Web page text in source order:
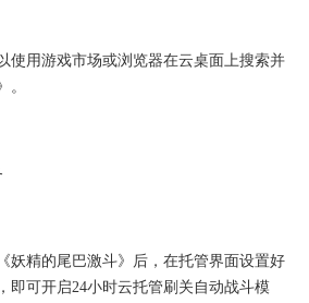
使用游戏市场或浏览器在云桌面上搜索并
。
妖精的尾巴激斗》后，在托管界面设置好
即可开启24小时云托管刷关自动战斗模